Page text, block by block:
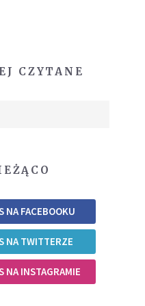
CZYTANE
NA FACEBOOKU
NA TWITTERZE
NA INSTAGRAMIE